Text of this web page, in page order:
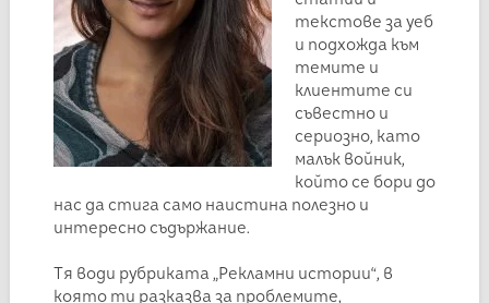
текстове за уеб
и подхожда към
темите и
клиентите си
съвестно и
сериозно, като
малък войник,
който се бори до
нас да стига само наистина полезно и
интересно съдържание.
Тя води рубриката „Рекламни истории“, в
която ти разказва за проблемите,